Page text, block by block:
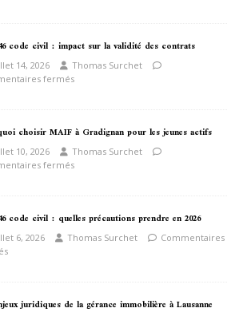
code civil : impact sur la validité des contrats
14, 2026
Thomas Surchet
fermés
choisir MAIF à Gradignan pour les jeunes actifs
10, 2026
Thomas Surchet
fermés
code civil : quelles précautions prendre en 2026
6, 2026 Thomas Surchet
Commentaires
juridiques de la gérance immobilière à Lausanne